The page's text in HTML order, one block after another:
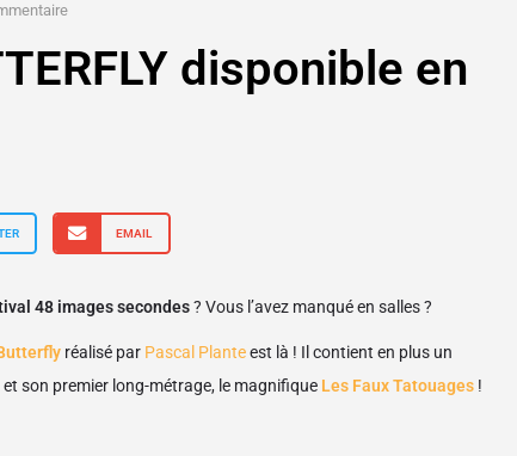
disponible en
EMAIL
48 images secondes? Vous l’avez manqué en salles ?
réalisé par Pascal Planteest là ! Il contient en plus un
son premier long-métrage, le magnifique Les Faux Tatouages!